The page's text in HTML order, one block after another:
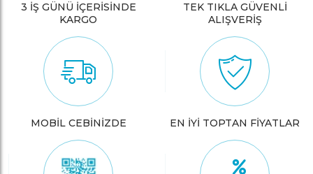
3 İŞ GÜNÜ İÇERİSİNDE
KARGO
TEK TIKLA GÜVENLİ
ALIŞVERİŞ
MOBİL CEBİNİZDE EN İYİ TOPTAN FİYATLAR